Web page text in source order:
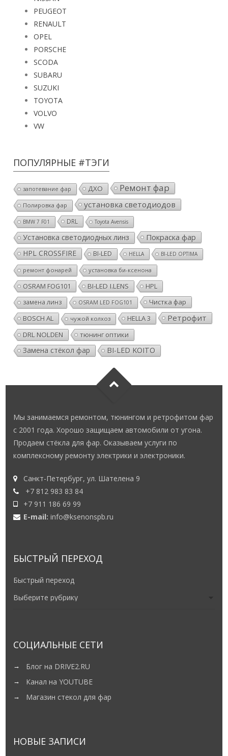
PEUGEOT
RENAULT
OPEL
PORSCHE
SCODA
SUBARU
SUZUKI
TOYOTA
VOLVO
VW
ПОПУЛЯРНЫЕ #ТЭГИ
запотевание фар ДХО Ремонт фар
Полировка фар установка светодиодов
BMW 7 F01 DRL Toyota Avensis
Установка светодиодных линз Покраска фар
HPL CROSSFIRE BI-LED HELLA BI-LED OPTIMA
ремонт фонарей установка би-ксенона
OSRAM FOG101 BI-LED I.LENS HPL
замена линз OSRAM LED FOG101
Чистка фар
BOSCH AL
чужой колхоз HELLA 3 Ретрофит
DRL NOLDEN тюнинг оптики
Замена стёкол фар BI-LED KOITO
Мы занимаемся ремонтом, тюнингом и ретрофитом фар
с 2001 года. Хорошо защищаем автомобили от угона.
Продаем стёкла для фар. Оказываем услуги по
комплексному ремонту электрики и электроники.
Санкт-Петербург, ул. Шателена 9
+7 812 983 83 84
+7 911 186 69 99
E-mail:info@ksenonspb.ru
БЫСТРЫЙ ПЕРЕХОД
Быстрый переход
СОЦИАЛЬНЫЕ СЕТИ
Блог на DRIVE2.RU
Канал на YOUTUBE
Магазин стекол для фар
НОВЫЕ ЗАПИСИ